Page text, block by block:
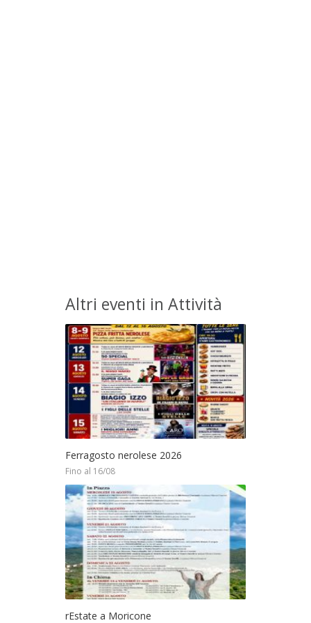
Altri eventi in Attività
Ferragosto nerolese 2026
Fino al 16/08
rEstate a Moricone